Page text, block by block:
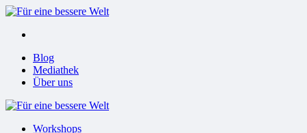
Menu
Menu
Blog
Mediathek
Über uns
Für
Workshops